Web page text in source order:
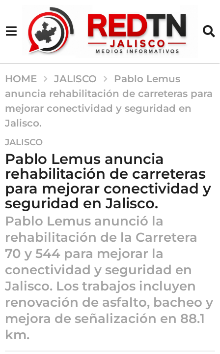
HOME JALISCO
Pablo Lemus
anuncia rehabilitación de carreteras para
mejorar conectividad y seguridad en
Jalisco.
2
a
ñ
o
s
a
g
o
2
ñ
o
s
a
g
o
JALISCO
Pablo Lemus anuncia
rehabilitación de carreteras
para mejorar conectividad y
seguridad en Jalisco.
Pablo Lemus anunció la
rehabilitación de la Carretera
70 y 544 para mejorar la
conectividad y seguridad en
Jalisco. Los trabajos incluyen
renovación de asfalto, bacheo y
mejora de señalización en 88.1
km.